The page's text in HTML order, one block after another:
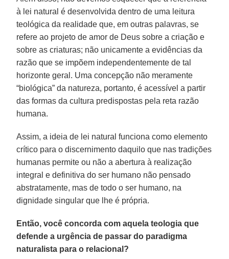
à lei natural é desenvolvida dentro de uma leitura
teológica da realidade que, em outras palavras, se
refere ao projeto de amor de Deus sobre a criação e
sobre as criaturas; não unicamente a evidências da
razão que se impõem independentemente de tal
horizonte geral. Uma concepção não meramente
“biológica” da natureza, portanto, é acessível a partir
das formas da cultura predispostas pela reta razão
humana.
Assim, a ideia de lei natural funciona como elemento
crítico para o discernimento daquilo que nas tradições
humanas permite ou não a abertura à realização
integral e definitiva do ser humano não pensado
abstratamente, mas de todo o ser humano, na
dignidade singular que lhe é própria.
Então, você concorda com aquela teologia que
defende a urgência de passar do paradigma
naturalista para o relacional?